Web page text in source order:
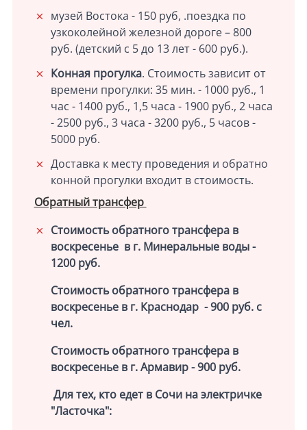
музей Востока - 150 руб, .поездка по
узкоколейной железной дороге – 800
руб. (детский с 5 до 13 лет - 600 руб.).
Конная прогулка. Стоимость зависит от
времени прогулки: 35 мин. - 1000 руб., 1
час - 1400 руб., 1,5 часа - 1900 руб., 2 часа
- 2500 руб., 3 часа - 3200 руб., 5 часов -
5000 руб.
Доставка к месту проведения и обратно
конной прогулки входит в стоимость.
Обратный трансфер
Стоимость обратного трансфера в
воскресенье в г. Минеральные воды -
1200 руб.
Стоимость обратного трансфера в
воскресенье в г. Краснодар - 900 руб. с
чел.
Стоимость обратного трансфера в
воскресенье в г. Армавир - 900 руб.
Для тех, кто едет в Сочи на электричке
"Ласточка":